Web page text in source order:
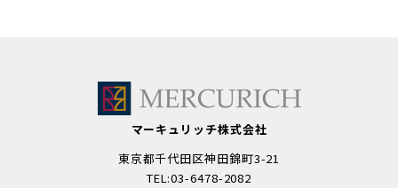
マーキュリッチ株式会社
東京都千代田区神田錦町3-21
TEL:03-6478-2082